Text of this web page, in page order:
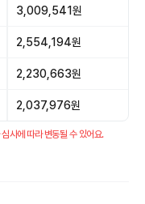
3,009,541원
2,554,194원
2,230,663원
2,037,976원
사에 따라 변동될 수 있어요.